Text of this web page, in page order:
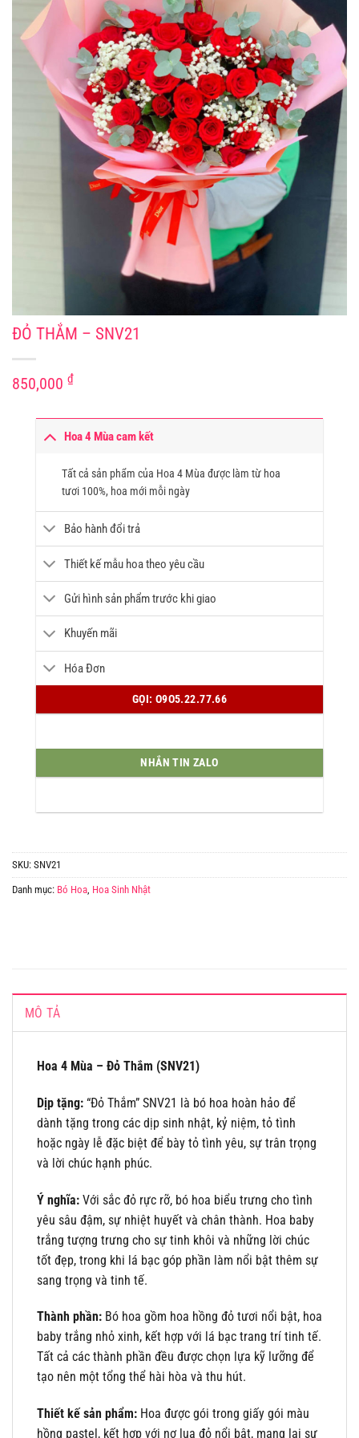
ĐỎ THẮM – SNV21
850,000 ₫
Hoa 4 Mùa cam kết
Tất cả sản phẩm của Hoa 4 Mùa được làm từ hoa
tươi 100%, hoa mới mỗi ngày
Bảo hành đổi trả
Thiết kế mẫu hoa theo yêu cầu
Gửi hình sản phẩm trước khi giao
Khuyến mãi
Hóa Đơn
GỌI: O9O5.22.77.66
NHẮN TIN ZALO
SKU: SNV21
Danh mục: Bó Hoa, Hoa Sinh Nhật
MÔ TẢ
Hoa 4 Mùa – Đỏ Thắm (SNV21)
Dịp tặng: “Đỏ Thắm” SNV21 là bó hoa hoàn hảo để
dành tặng trong các dịp sinh nhật, kỷ niệm, tỏ tình
hoặc ngày lễ đặc biệt để bày tỏ tình yêu, sự trân trọng
và lời chúc hạnh phúc.
Ý nghĩa: Với sắc đỏ rực rỡ, bó hoa biểu trưng cho tình
yêu sâu đậm, sự nhiệt huyết và chân thành. Hoa baby
trắng tượng trưng cho sự tinh khôi và những lời chúc
tốt đẹp, trong khi lá bạc góp phần làm nổi bật thêm sự
sang trọng và tinh tế.
Thành phần: Bó hoa gồm hoa hồng đỏ tươi nổi bật, hoa
baby trắng nhỏ xinh, kết hợp với lá bạc trang trí tinh tế.
Tất cả các thành phần đều được chọn lựa kỹ lưỡng để
tạo nên một tổng thể hài hòa và thu hút.
Thiết kế sản phẩm: Hoa được gói trong giấy gói màu
hồng pastel, kết hợp với nơ lụa đỏ nổi bật, mang lại sự